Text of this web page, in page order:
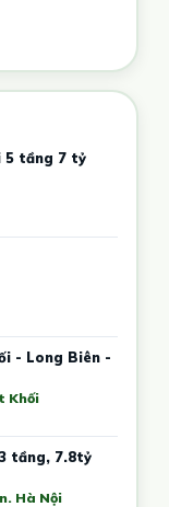
5 tầng 7 tỷ
- Long Biên -
Khối
tầng, 7.8tỷ
Hà Nội